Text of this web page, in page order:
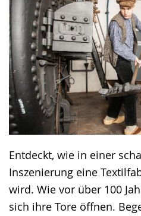
Entdeckt, wie in einer
Inszenierung eine
wird. Wie vor über 100
sich ihre Tore öffnen.